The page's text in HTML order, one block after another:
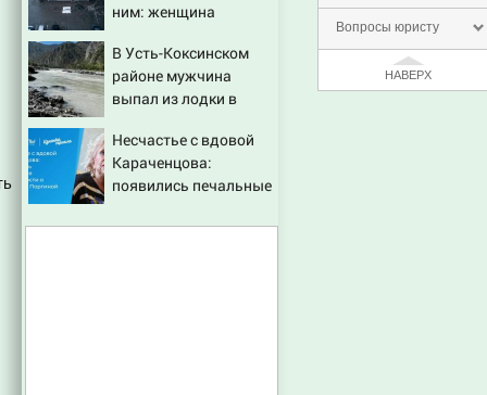
Вопросы юристу
НАВЕРХ
ним: женщина
на глазах у детей
06/08/2026 – Новости
В Усть-Коксинском
районе мужчина
выпал из лодки в
Несчастье с вдовой
Караченцова:
появились печальные
Людмиле Поргиной